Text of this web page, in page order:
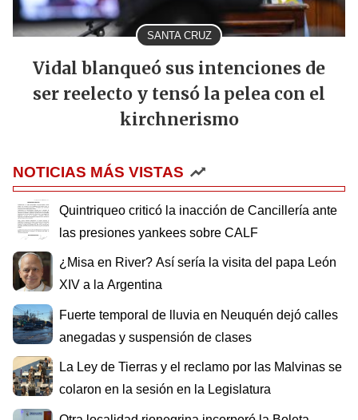
SANTA CRUZ
Vidal blanqueó sus intenciones de
ser reelecto y tensó la pelea con el
kirchnerismo
NOTICIAS MÁS VISTAS
Quintriqueo criticó la inacción de Cancillería ante
las presiones yankees sobre CALF
¿Misa en River? Así sería la visita del papa León
XIV a la Argentina
Fuerte temporal de lluvia en Neuquén dejó calles
anegadas y suspensión de clases
La Ley de Tierras y el reclamo por las Malvinas se
colaron en la sesión en la Legislatura